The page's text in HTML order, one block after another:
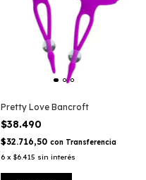
Pretty Love Bancroft
$38.490
$32.716,50 con Transferencia
6 x $6.415 sin interés